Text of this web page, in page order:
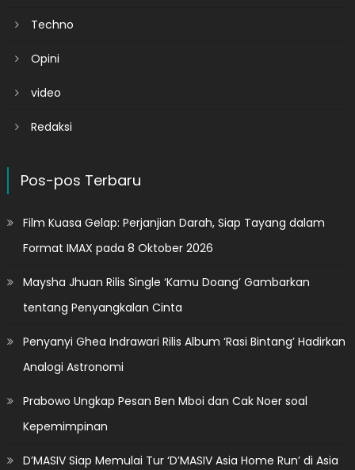
Techno
Opini
video
Redaksi
Pos-pos Terbaru
Film Kuasa Gelap: Perjanjian Darah, Siap Tayang dalam
Format IMAX pada 8 Oktober 2026
Maysha Jhuan Rilis Single ‘Kamu Doang’ Gambarkan
tentang Penyangkalan Cinta
Penyanyi Ghea Indrawari Rilis Album ‘Rasi Bintang’ Hadirkan
Analogi Astronomi
Prabowo Ungkap Pesan Ben Mboi dan Cak Noer soal
Kepemimpinan
D’MASIV Siap Memulai Tur ‘D’MASIV Asia Home Run’ di Asia